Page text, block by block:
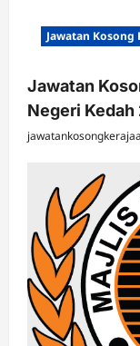
Jawatan Kosong
Jawatan
Negeri Kedah